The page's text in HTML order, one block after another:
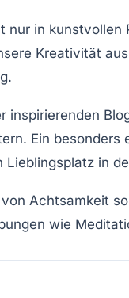
nur in
Kreativität
inspirierenden
Ein
Lieblingsplatz in
Achtsamkeit
wie